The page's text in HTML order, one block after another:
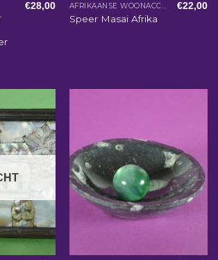
€28,00 AFRIKAANSE WOONACCESSOIRES
Speer Masai Afrika
€22,00